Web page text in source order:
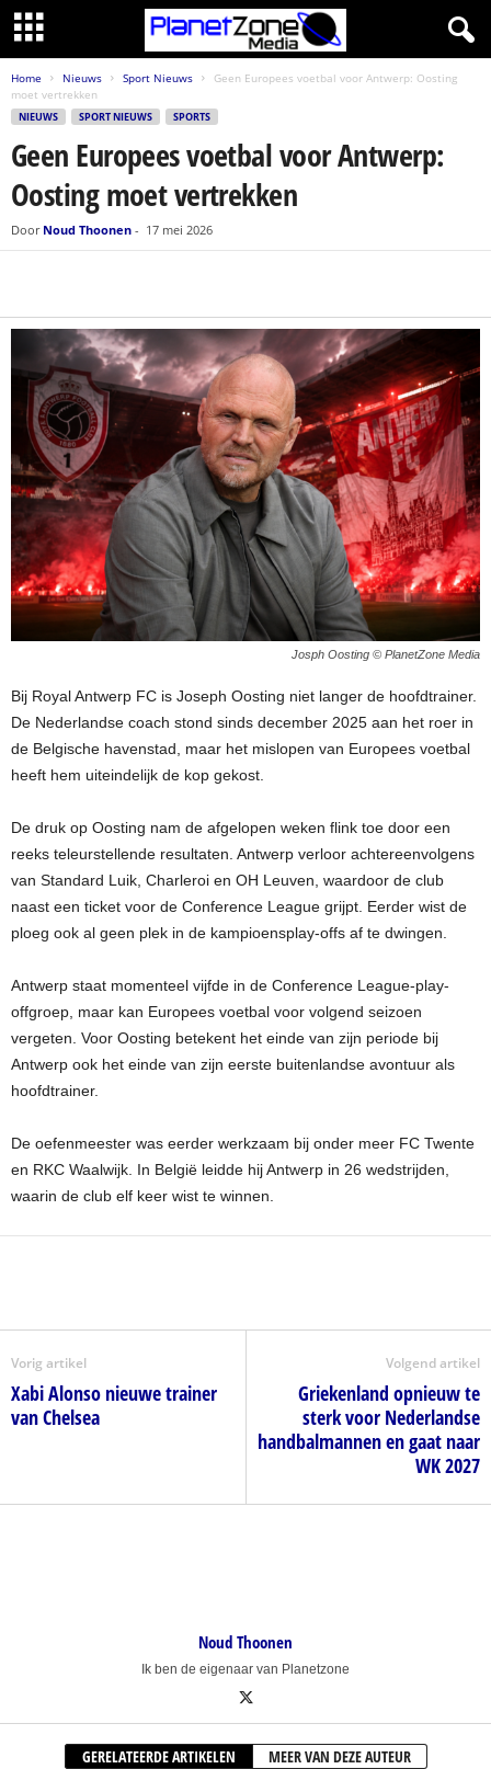
Home Nieuws Sport Nieuws
Geen Europees voetbal voor Antwerp: Oosting
moet vertrekken
NIEUWS SPORT NIEUWS SPORTS
Geen Europees voetbal voor Antwerp:
Oosting moet vertrekken
Door Noud Thoonen - 17 mei 2026
Josph Oosting © PlanetZone Media
Bij Royal Antwerp FC is Joseph Oosting niet langer de hoofdtrainer.
De Nederlandse coach stond sinds december 2025 aan het roer in
de Belgische havenstad, maar het mislopen van Europees voetbal
heeft hem uiteindelijk de kop gekost.
De druk op Oosting nam de afgelopen weken flink toe door een
reeks teleurstellende resultaten. Antwerp verloor achtereenvolgens
van Standard Luik, Charleroi en OH Leuven, waardoor de club
naast een ticket voor de Conference League grijpt. Eerder wist de
ploeg ook al geen plek in de kampioensplay-offs af te dwingen.
Antwerp staat momenteel vijfde in de Conference League-play-
offgroep, maar kan Europees voetbal voor volgend seizoen
vergeten. Voor Oosting betekent het einde van zijn periode bij
Antwerp ook het einde van zijn eerste buitenlandse avontuur als
hoofdtrainer.
De oefenmeester was eerder werkzaam bij onder meer FC Twente
en RKC Waalwijk. In België leidde hij Antwerp in 26 wedstrijden,
waarin de club elf keer wist te winnen.
Vorig artikel
Xabi Alonso nieuwe trainer
van Chelsea
Volgend artikel
Griekenland opnieuw te
sterk voor Nederlandse
handbalmannen en gaat naar
WK 2027
Noud Thoonen
Ik ben de eigenaar van Planetzone
GERELATEERDE ARTIKELEN MEER VAN DEZE AUTEUR